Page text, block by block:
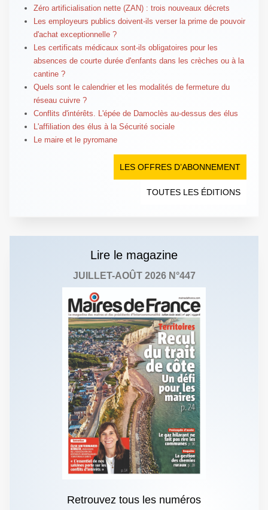
Zéro artificialisation nette (ZAN) : trois nouveaux décrets
Les employeurs publics doivent-ils verser la prime de pouvoir
d'achat exceptionnelle ?
Les certificats médicaux sont-ils obligatoires pour les
absences de courte durée d'enfants dans les crèches ou à la
cantine ?
Quels sont le calendrier et les modalités de fermeture du
réseau cuivre ?
Conflits d'intérêts. L'épée de Damoclès au-dessus des élus
L'affiliation des élus à la Sécurité sociale
Le maire et le pyromane
LES OFFRES D’ABONNEMENT
TOUTES LES ÉDITIONS
Lire le magazine
JUILLET-AOÛT 2026 N°447
Retrouvez tous les numéros